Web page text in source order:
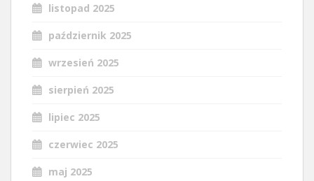
listopad 2025
październik 2025
wrzesień 2025
sierpień 2025
lipiec 2025
czerwiec 2025
maj 2025